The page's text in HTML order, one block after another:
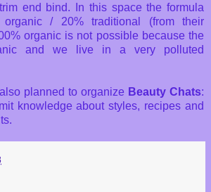
end bind. In this space the formula
/ 20% traditional (from their
organic is not possible because the
and we live in a very polluted
planned to organize Beauty Chats:
knowledge about styles, recipes and